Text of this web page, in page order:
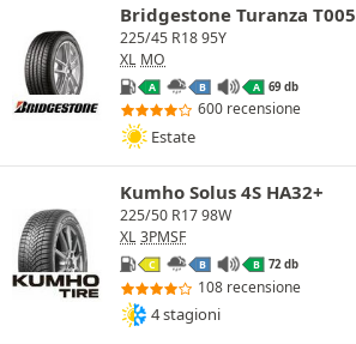
Bridgestone Turanza T005
225/45 R18 95Y
XL MO
A B A 69 db
600 recensione
Estate
Kumho Solus 4S HA32+
225/50 R17 98W
XL 3PMSF
C B B 72 db
108 recensione
4 stagioni